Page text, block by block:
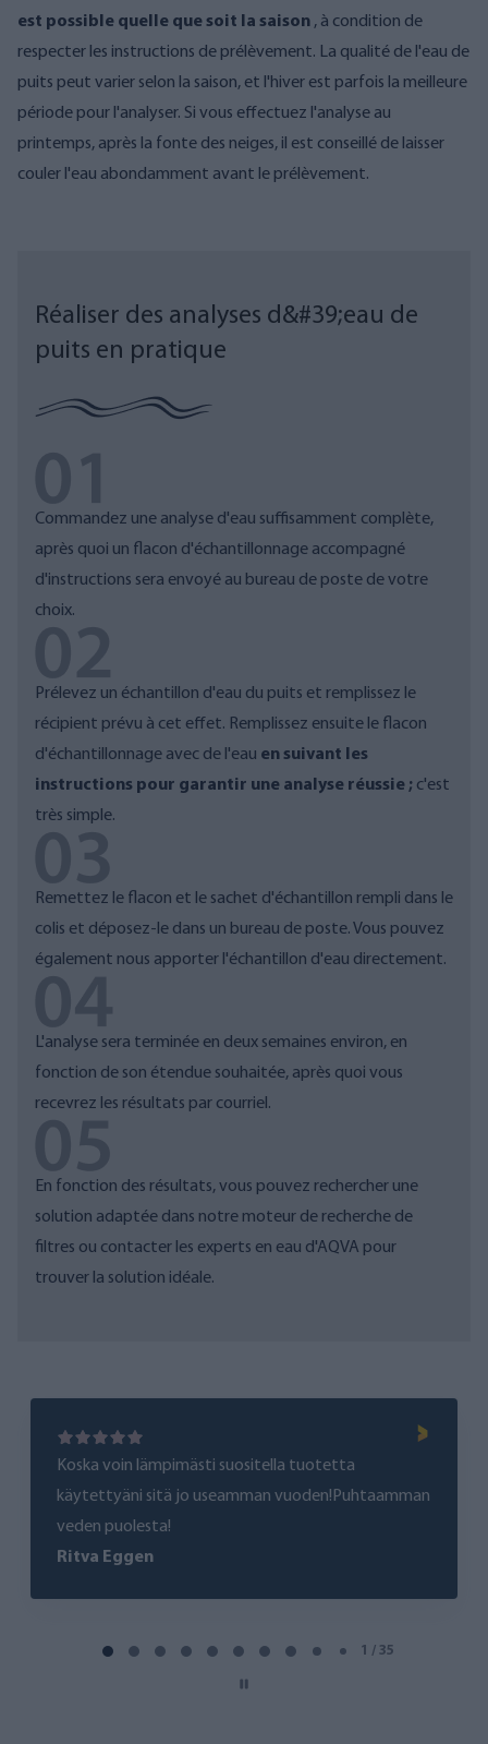
est possible quelle que soit la saison , à condition de
respecter les instructions de prélèvement. La qualité de l'eau de
puits peut varier selon la saison, et l'hiver est parfois la meilleure
période pour l'analyser. Si vous effectuez l'analyse au
printemps, après la fonte des neiges, il est conseillé de laisser
couler l'eau abondamment avant le prélèvement.
Réaliser des analyses d&#39;eau de
puits en pratique
Commandez une analyse d'eau suffisamment complète,
après quoi un flacon d'échantillonnage accompagné
d'instructions sera envoyé au bureau de poste de votre
choix.
Prélevez un échantillon d'eau du puits et remplissez le
récipient prévu à cet effet. Remplissez ensuite le flacon
d'échantillonnage avec de l'eau en suivant les
instructions pour garantir une analyse réussie ; c'est
très simple.
Remettez le flacon et le sachet d'échantillon rempli dans le
colis et déposez-le dans un bureau de poste. Vous pouvez
également nous apporter l'échantillon d'eau directement.
L'analyse sera terminée en deux semaines environ, en
fonction de son étendue souhaitée, après quoi vous
recevrez les résultats par courriel.
En fonction des résultats, vous pouvez rechercher une
solution adaptée dans notre moteur de recherche de
filtres ou contacter les experts en eau d'AQVA pour
trouver la solution idéale.
lämpimästi suositella tuotetta
sitä jo useamman vuoden!Puhtaamman
2 / 35